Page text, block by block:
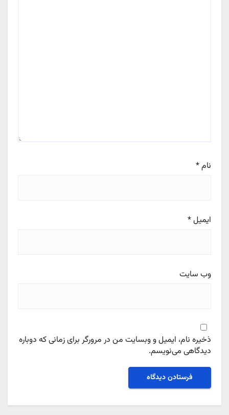
نام*
ایمیل*
وب‌ سایت
ذخیره نام، ایمیل و وبسایت من در مرورگر برای زمانی که دوباره
دیدگاهی می‌نویسم.